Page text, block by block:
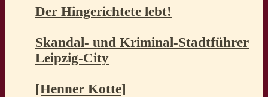
Der Hingerichtete lebt!
Skandal- und Kriminal-Stadtführer
Leipzig-City
[Henner Kotte]